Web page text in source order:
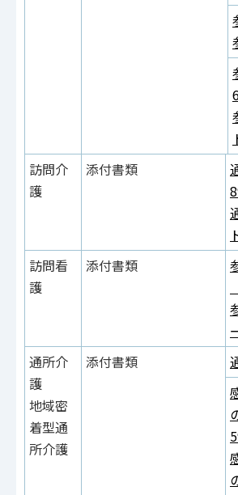
訪問介
護
添付書類
訪問看
護
添付書類
通所介
護
地域密
着型通
所介護
添付書類